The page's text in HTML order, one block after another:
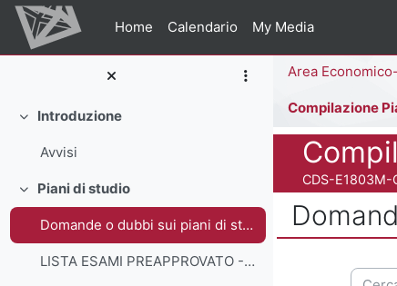
Vai al contenuto principale
Home
Calendario My Media
Minimizza
Introduzione
Avvisi
Minimizza
Piani di studio
Domande o dubbi sui piani di studio
LISTA ESAMI PREAPPROVATO - 24 -25
Percorso della
Titolo del corso
CodiceCDS-E1803M-
Cerca